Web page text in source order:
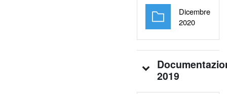
Dicembre
2020Cartella
2019